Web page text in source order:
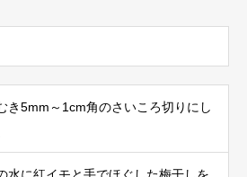
き5mm～1cm角のさいころ切りにし